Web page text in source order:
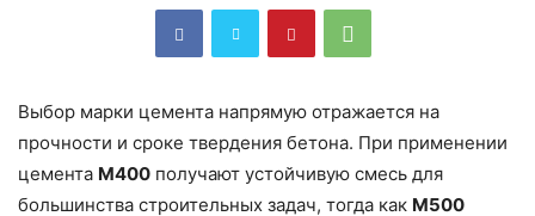
Выбор марки цемента напрямую отражается на
прочности и сроке твердения бетона. При применении
цемента М400 получают устойчивую смесь для
большинства строительных задач, тогда как М500